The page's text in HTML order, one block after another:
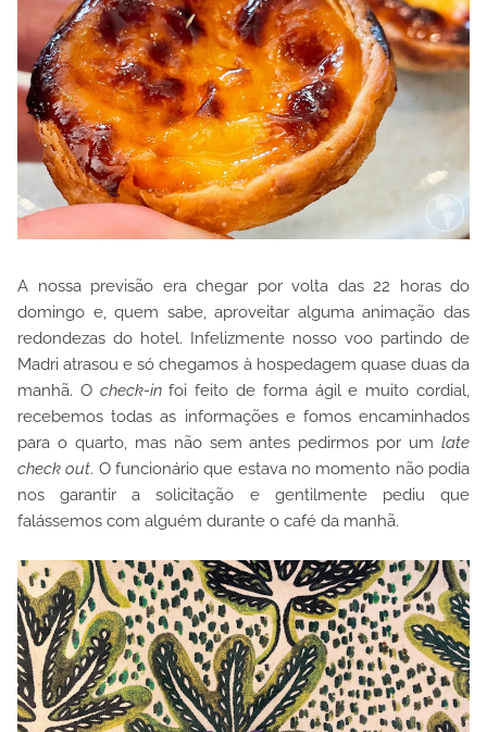
A nossa previsão era chegar por volta das 22 horas do
domingo e, quem sabe, aproveitar alguma animação das
redondezas do hotel. Infelizmente nosso voo partindo de
Madri atrasou e só chegamos à hospedagem quase duas da
manhã. O check-infoi feito de forma ágil e muito cordial,
recebemos todas as informações e fomos encaminhados
para o quarto, mas não sem antes pedirmos por um late
check out. O funcionário que estava no momento não podia
nos garantir a solicitação e gentilmente pediu que
falássemos com alguém durante o café da manhã.